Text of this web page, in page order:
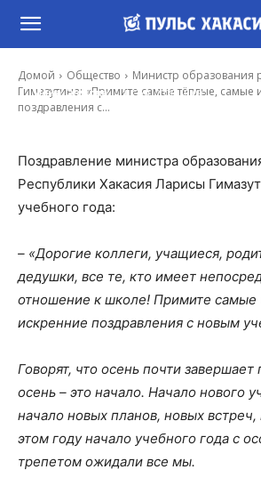
Домой Общество
Министр образования
Гимазутина: «Примите самые тёплые, самые
поздравления с...
Гимазутина: «Примите самые
Иона Суслова - 1 Сен, 2020 10:09
Поздравление министра
Республики Хакасия Ларисы
учебного года:
– «Дорогие коллеги, учащиеся,
дедушки, все те, кто имеет
отношение к школе! Примите самые
искренние поздравления с новым
Говорят, что осень почти завершает
осень – это начало. Начало нового
начало новых планов, новых
этом году начало учебного года с
трепетом ожидали все мы.